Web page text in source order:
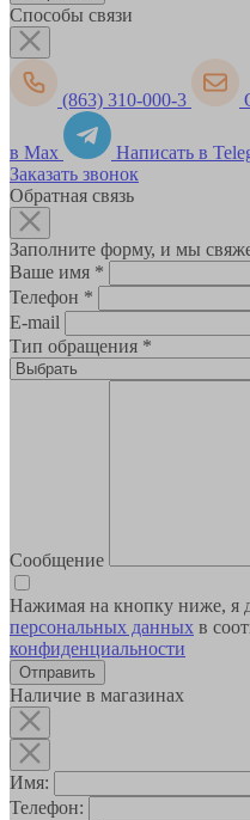
Способы связи
(863) 310-000-3
в Max
Написать в
Заказать звонок
Обратная связь
Заполните форму, и мы
Ваше имя *
Телефон *
E-mail
Тип обращения *
Сообщение
Нажимая на кнопку ниже, я
персональных данных в
конфиденциальности
Наличие в магазинах
Имя:
Телефон: